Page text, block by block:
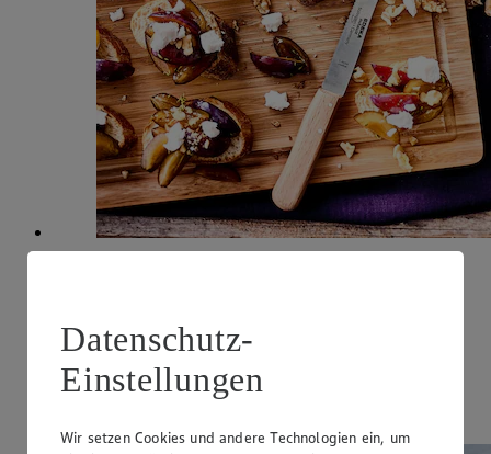
20 min.
Ernährungsweise
Datenschutz-
Einstellungen
Wir setzen Cookies und andere Technologien ein, um